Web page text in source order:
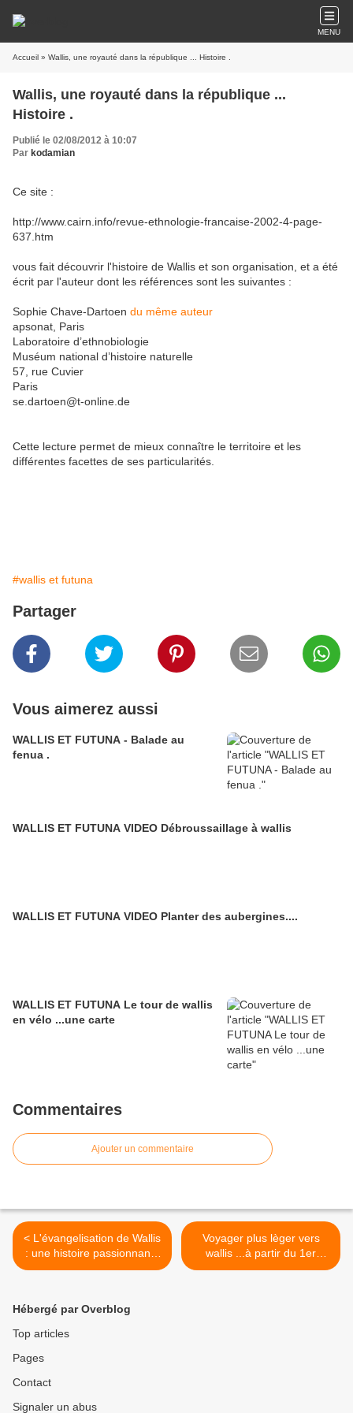
MENU
Accueil » Wallis, une royauté dans la république ... Histoire .
Wallis, une royauté dans la république ...
Histoire .
Publié le 02/08/2012 à 10:07
Par kodamian
Ce site :
http://www.cairn.info/revue-ethnologie-francaise-2002-4-page-
637.htm
vous fait découvrir l'histoire de Wallis et son organisation, et a été
écrit par l'auteur dont les références sont les suivantes :
Sophie Chave-Dartoen du même auteur
apsonat , Paris
Laboratoire d’ethnobiologie
Muséum national d’histoire naturelle
57, rue Cuvier
Paris
se.dartoen@t-online.de
Cette lecture permet de mieux connaître le territoire et les
différentes facettes de ses particularités.
#wallis et futuna
Partager
Vous aimerez aussi
WALLIS ET FUTUNA - Balade au
fenua .
WALLIS ET FUTUNA VIDEO Débroussaillage à wallis
WALLIS ET FUTUNA VIDEO Planter des aubergines....
WALLIS ET FUTUNA Le tour de wallis
en vélo ...une carte
Commentaires
Ajouter un commentaire
< L'évangelisation de Wallis
: une histoire passionnante
... à lire !
Voyager plus lèger vers
wallis ...à partir du 1er
decembre 2012 >
Hébergé par Overblog
Top articles
Pages
Contact
Signaler un abus